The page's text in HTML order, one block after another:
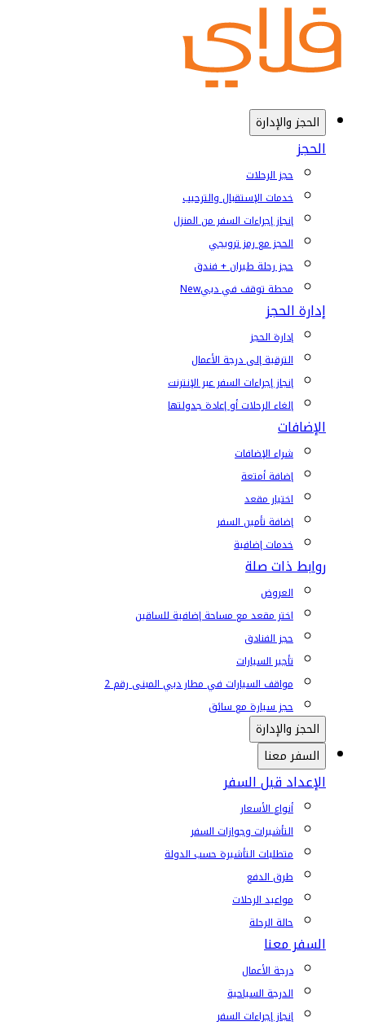
الحجز والإدارة
الحجز
حجز الرحلات
خدمات الإستقبال والترحيب
إنجاز إجراءات السفر من المنزل
الحجز مع رمز ترويجي
حجز رحلة طيران + فندق
محطة توقف في دبيNew
إدارة الحجز
إدارة الحجز
الترقية إلى درجة الأعمال
إنجاز إجراءات السفر عبر الإنترنت
إلغاء الرحلات أو إعادة جدولتها
الإضافات
شراء الإضافات
إضافة أمتعة
اختيار مقعد
إضافة تأمين السفر
خدمات إضافية
روابط ذات صلة
العروض
اختر مقعد مع مساحة إضافية للساقين
حجز الفنادق
تأجير السيارات
مواقف السيارات في مطار دبي المبنى رقم 2
حجز سيارة مع سائق
الحجز والإدارة
السفر معنا
الإعداد قبل السفر
أنواع الأسعار
التأشيرات وجوازات السفر
متطلبات التأشيرة حسب الدولة
طرق الدفع
مواعيد الرحلات
حالة الرحلة
السفر معنا
درجة الأعمال
الدرجة السياحية
إنجاز إجراءات السفر